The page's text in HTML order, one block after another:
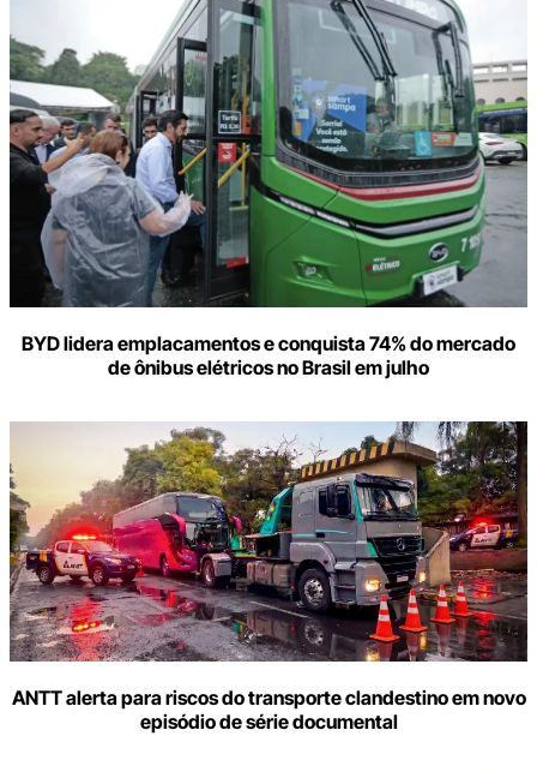
BYD lidera emplacamentos e conquista 74% do mercado
de ônibus elétricos no Brasil em julho
ANTT alerta para riscos do transporte clandestino em novo
episódio de série documental